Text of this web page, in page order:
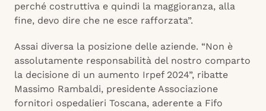
perché costruttiva e quindi la maggioranza, alla
fine, devo dire che ne esce rafforzata”.
Assai diversa la posizione delle aziende. “Non è
assolutamente responsabilità del nostro comparto
la decisione di un aumento Irpef 2024”, ribatte
Massimo Rambaldi, presidente Associazione
fornitori ospedalieri Toscana, aderente a Fifo